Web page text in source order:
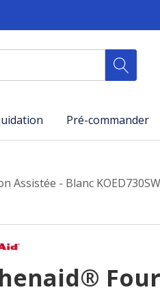
Pré-commander
Assistée - Blanc